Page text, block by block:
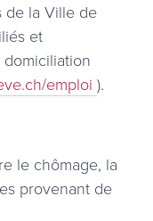
de la Ville de
et
emploi ).
le chômage, la
provenant de